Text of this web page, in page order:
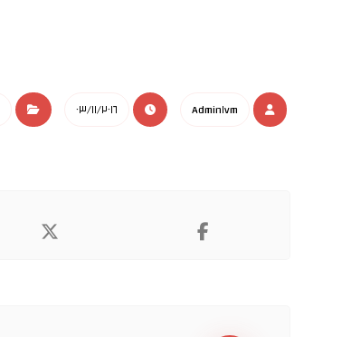
Admin١vm ٠٣/١١/٢٠١٦